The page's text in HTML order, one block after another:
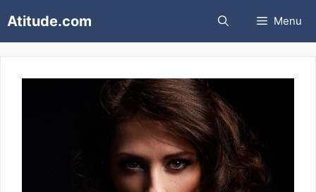
para
o
Atitude.com Menu